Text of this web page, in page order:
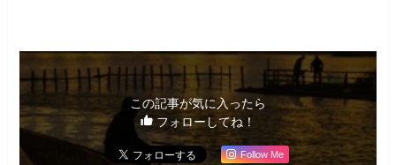
この記事が気に入ったら
フォローしてね！
Follow Me